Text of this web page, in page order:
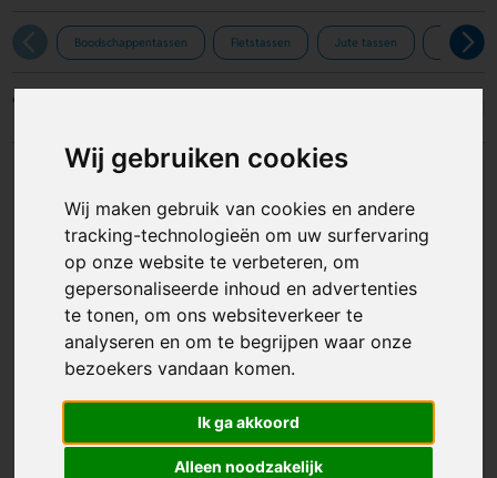
Wij gebruiken cookies
Wij maken gebruik van cookies en andere
tracking-technologieën om uw surfervaring
op onze website te verbeteren, om
gepersonaliseerde inhoud en advertenties
te tonen, om ons websiteverkeer te
analyseren en om te begrijpen waar onze
bezoekers vandaan komen.
Ik ga akkoord
Alleen noodzakelijk
Boodschappentassen Fietstassen Jute tassen